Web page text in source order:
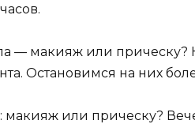
— макияж или
Остановимся на них